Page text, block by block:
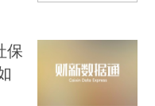
保